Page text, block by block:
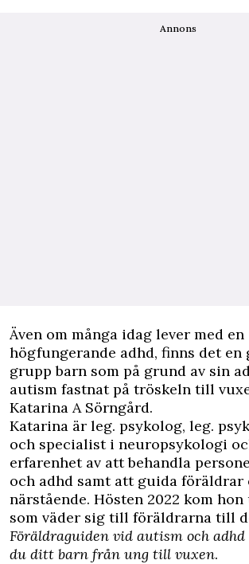
Annons
Även om många idag lever med en
högfungerande adhd, finns det en
grupp barn som på grund av sin
autism fastnat på tröskeln till
Katarina A Sörngård.
Katarina är leg. psykolog, leg.
och specialist i neuropsykologi
erfarenhet av att behandla
och adhd samt att guida föräldrar
närstående. Hösten 2022 kom
som väder sig till föräldrarna till
Föräldraguiden vid autism och adhd
du ditt barn från ung till vuxen.